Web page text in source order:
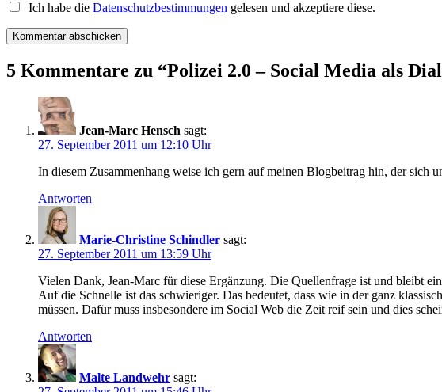
Ich habe die Datenschutzbestimmungen gelesen und akzeptiere diese.
5 Kommentare zu “Polizei 2.0 – Social Media als
Jean-Marc Hensch sagt:
27. September 2011 um 12:10 Uhr
In diesem Zusammenhang weise ich gern auf meinen Blogbeitrag hin, der sich
Antworten
Marie-Christine Schindler sagt:
27. September 2011 um 13:59 Uhr
Vielen Dank, Jean-Marc für diese Ergänzung. Die Quellenfrage ist und bleibt
Auf die Schnelle ist das schwieriger. Das bedeutet, dass wie in der ganz
müssen. Dafür muss insbesondere im Social Web die Zeit reif sein und dies
Antworten
Malte Landwehr sagt: